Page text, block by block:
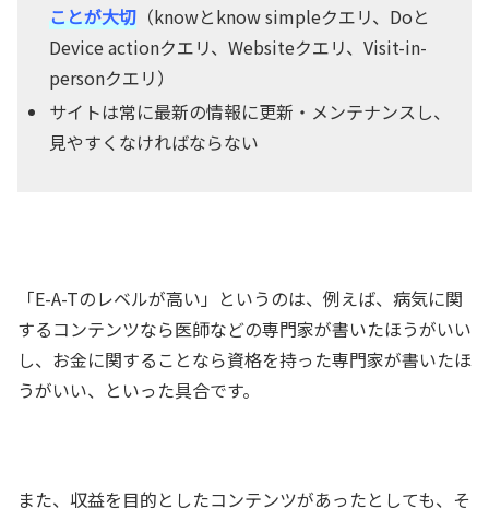
ことが大切 （knowとknow simpleクエリ、Doと
Device actionクエリ、Websiteクエリ、Visit-in-
personクエリ）
サイトは常に最新の情報に更新・メンテナンスし、
見やすくなければならない
「E-A-Tのレベルが高い」というのは、例えば、病気に関
するコンテンツなら医師などの専門家が書いたほうがいい
し、お金に関することなら資格を持った専門家が書いたほ
うがいい、といった具合です。
また、収益を目的としたコンテンツがあったとしても、そ